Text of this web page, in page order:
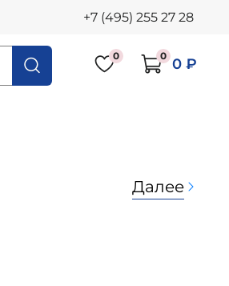
+7 (495) 255 27 28
0 0 0 ₽
Далее